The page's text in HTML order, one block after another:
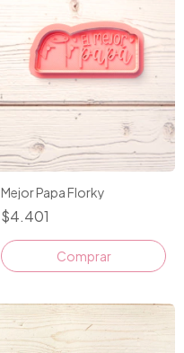
Mejor Papa Florky
$4.401
Comprar